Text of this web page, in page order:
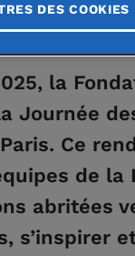
la
Journée
Ce
de la
abritées
s’inspirer
DES COOKIES